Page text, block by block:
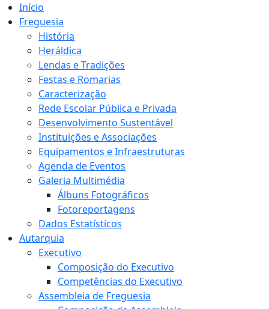
Início
Freguesia
História
Heráldica
Lendas e Tradições
Festas e Romarias
Caracterização
Rede Escolar Pública e Privada
Desenvolvimento Sustentável
Instituições e Associações
Equipamentos e Infraestruturas
Agenda de Eventos
Galeria Multimédia
Álbuns Fotográficos
Fotoreportagens
Dados Estatísticos
Autarquia
Executivo
Composição do Executivo
Competências do Executivo
Assembleia de Freguesia